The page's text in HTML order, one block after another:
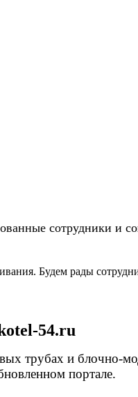
сотрудники и
Будем рады
54.ru
трубах и блочно-
портале.